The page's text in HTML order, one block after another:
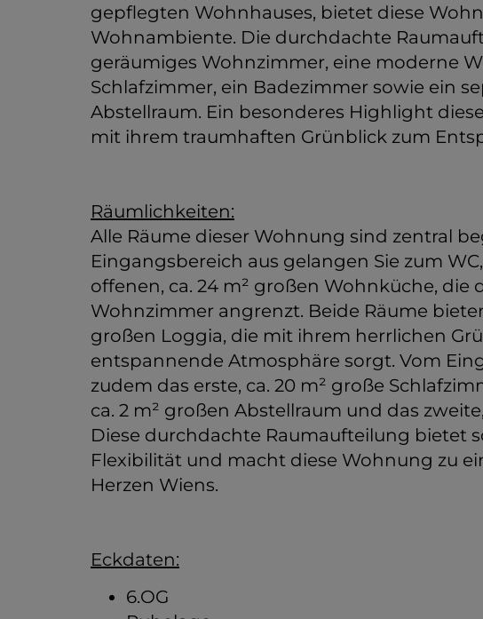
gepflegten Wohnhauses, bietet diese
Wohnambiente. Die durchdachte
geräumiges Wohnzimmer, eine moderne
Schlafzimmer, ein Badezimmer sowie ein
Abstellraum. Ein besonderes Highlight
mit ihrem traumhaften Grünblick zum
Räumlichkeiten:
Alle Räume dieser Wohnung sind zentral
Eingangsbereich aus gelangen Sie zum
offenen, ca. 24 m² großen Wohnküche, die
Wohnzimmer angrenzt. Beide Räume
großen Loggia, die mit ihrem herrlichen
entspannende Atmosphäre sorgt. Vom
zudem das erste, ca. 20 m² große
ca. 2 m² großen Abstellraum und das
Diese durchdachte Raumaufteilung bietet
Flexibilität und macht diese Wohnung zu
Herzen Wiens.
Eckdaten:
6.OG